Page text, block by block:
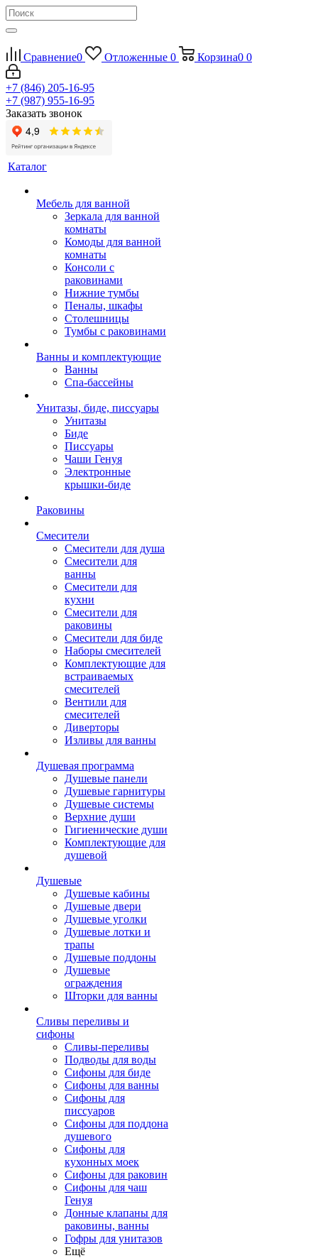
Сравнение0 Отложенные 0 Корзина0 0
+7 (846) 205-16-95
+7 (987) 955-16-95
Заказать звонок
Каталог
Мебель для ванной
Зеркала для ванной
комнаты
Комоды для ванной
комнаты
Консоли с
раковинами
Нижние тумбы
Пеналы, шкафы
Столешницы
Тумбы с раковинами
Ванны и комплектующие
Ванны
Спа-бассейны
Унитазы, биде, писсуары
Унитазы
Биде
Писсуары
Чаши Генуя
Электронные
крышки-биде
Раковины
Смесители
Смесители для душа
Смесители для
ванны
Смесители для
кухни
Смесители для
раковины
Смесители для биде
Наборы смесителей
Комплектующие для
встраиваемых
смесителей
Вентили для
смесителей
Диверторы
Изливы для ванны
Душевая программа
Душевые панели
Душевые гарнитуры
Душевые системы
Верхние души
Гигиенические души
Комплектующие для
душевой
Душевые
Душевые кабины
Душевые двери
Душевые уголки
Душевые лотки и
трапы
Душевые поддоны
Душевые
ограждения
Шторки для ванны
Сливы переливы и
сифоны
Сливы-переливы
Подводы для воды
Сифоны для биде
Сифоны для ванны
Сифоны для
писсуаров
Сифоны для поддона
душевого
Сифоны для
кухонных моек
Сифоны для раковин
Сифоны для чаш
Генуя
Донные клапаны для
раковины, ванны
Гофры для унитазов
Ещё